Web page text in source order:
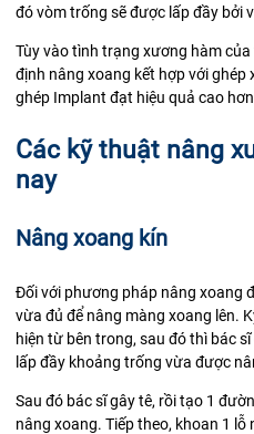
đó vòm trống sẽ được lấp đầy bởi
Tùy vào tình trạng xương hàm
định nâng xoang kết hợp với
ghép Implant đạt hiệu quả cao
Các kỹ thuật nâng
nay
Nâng xoang kín
Đối với phương pháp nâng xoang
vừa đủ để nâng màng xoang lên.
hiện từ bên trong, sau đó thì bác
lấp đầy khoảng trống vừa được
Sau đó bác sĩ gây tê, rồi tạo 1
nâng xoang. Tiếp theo, khoan 1